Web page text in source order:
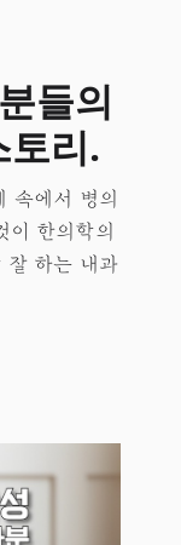
들의
토리.
속에서 병의
이 한의학의
잘 하는 내과